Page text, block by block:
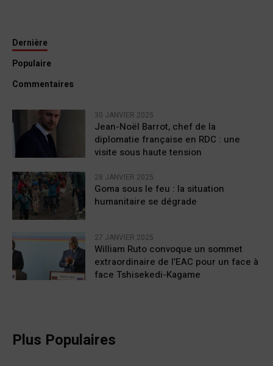
Dernière
Populaire
Commentaires
30 JANVIER 2025
Jean-Noël Barrot, chef de la
diplomatie française en RDC : une
visite sous haute tension
28 JANVIER 2025
Goma sous le feu : la situation
humanitaire se dégrade
27 JANVIER 2025
William Ruto convoque un sommet
extraordinaire de l’EAC pour un face à
face Tshisekedi-Kagame
Plus Populaires